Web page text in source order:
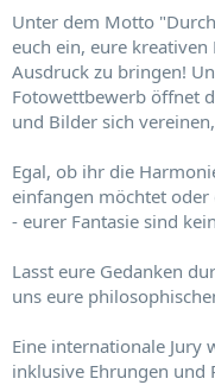
Unter dem Motto
euch ein, eure
Ausdruck zu bringen!
Fotowettbewerb öffnet
und Bilder sich
Egal, ob ihr die
einfangen möchtet
- eurer Fantasie sind
Lasst eure Gedanken
uns eure
Eine internationale Jury
inklusive Ehrungen und